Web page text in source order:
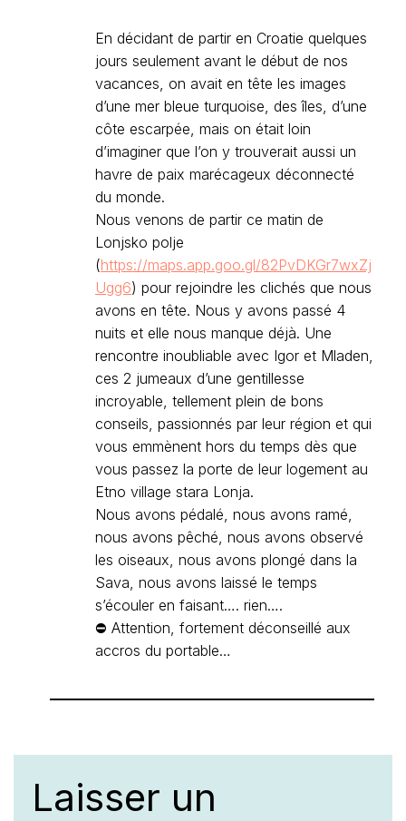
En décidant de partir en Croatie quelques
jours seulement avant le début de nos
vacances, on avait en tête les images
d’une mer bleue turquoise, des îles, d’une
côte escarpée, mais on était loin
d’imaginer que l’on y trouverait aussi un
havre de paix marécageux déconnecté
du monde.
Nous venons de partir ce matin de
Lonjsko polje
(https://maps.app.goo.gl/82PvDKGr7wxZj
Ugg6) pour rejoindre les clichés que nous
avons en tête. Nous y avons passé 4
nuits et elle nous manque déjà. Une
rencontre inoubliable avec Igor et Mladen,
ces 2 jumeaux d’une gentillesse
incroyable, tellement plein de bons
conseils, passionnés par leur région et qui
vous emmènent hors du temps dès que
vous passez la porte de leur logement au
Etno village stara Lonja.
Nous avons pédalé, nous avons ramé,
nous avons pêché, nous avons observé
les oiseaux, nous avons plongé dans la
Sava, nous avons laissé le temps
s’écouler en faisant…. rien….
⛔ Attention, fortement déconseillé aux
accros du portable…
Laisser un